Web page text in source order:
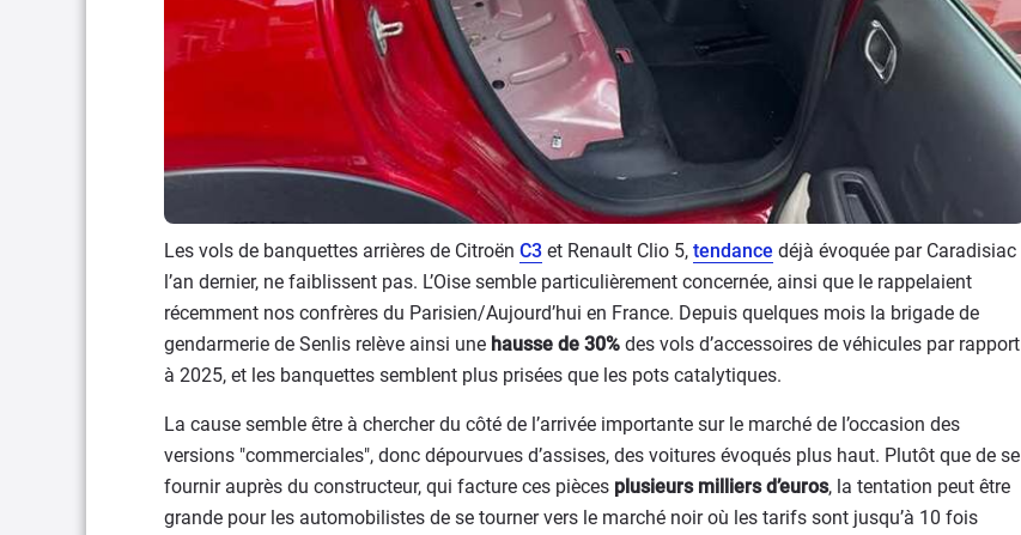
Les vols de banquettes arrières de Citroën C3 et Renault Clio 5, tendance déjà évoquée par Caradisiac
l’an dernier, ne faiblissent pas. L’Oise semble particulièrement concernée, ainsi que le rappelaient
récemment nos confrères du Parisien/Aujourd’hui en France. Depuis quelques mois la brigade de
gendarmerie de Senlis relève ainsi une hausse de 30% des vols d’accessoires de véhicules par rapport
à 2025, et les banquettes semblent plus prisées que les pots catalytiques.
La cause semble être à chercher du côté de l’arrivée importante sur le marché de l’occasion des
versions "commerciales", donc dépourvues d’assises, des voitures évoqués plus haut. Plutôt que de se
fournir auprès du constructeur, qui facture ces pièces plusieurs milliers d’euros, la tentation peut être
grande pour les automobilistes de se tourner vers le marché noir où les tarifs sont jusqu’à 10 fois